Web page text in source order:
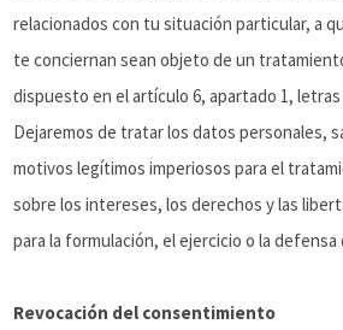
relacionados con tu situación particular, a
te conciernan sean objeto de un
dispuesto en el artículo 6, apartado 1, letras
Dejaremos de tratar los datos personales,
motivos legítimos imperiosos para el
sobre los intereses, los derechos y las
para la formulación, el ejercicio o la defensa
Revocación del consentimiento